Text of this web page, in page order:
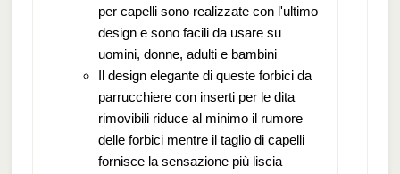
per capelli sono realizzate con l'ultimo
design e sono facili da usare su
uomini, donne, adulti e bambini
Il design elegante di queste forbici da
parrucchiere con inserti per le dita
rimovibili riduce al minimo il rumore
delle forbici mentre il taglio di capelli
fornisce la sensazione più liscia